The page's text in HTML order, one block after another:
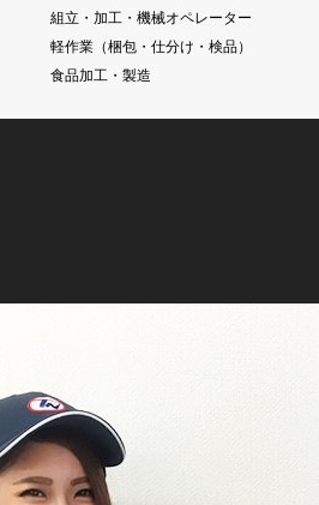
組立・加工・機械オペレーター
軽作業（梱包・仕分け・検品）
食品加工・製造